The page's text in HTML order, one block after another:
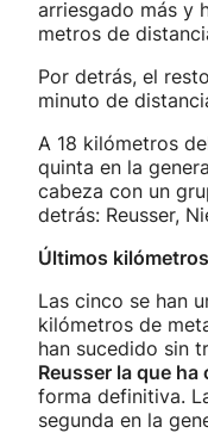
arriesgado más y
metros de
Por detrás, el
minuto de
A 18 kilómetros
quinta en la
cabeza con un
detrás: Reusser,
Últimos kilómetros
Las cinco se han
kilómetros de
han sucedido sin
Reusser la que
forma definitiva.
segunda en la